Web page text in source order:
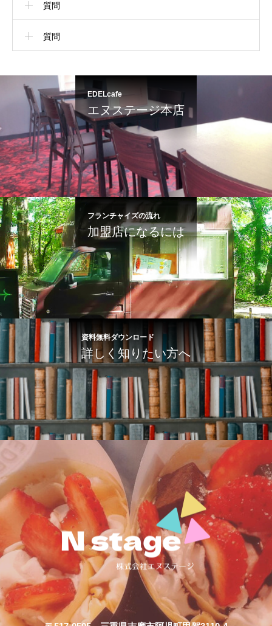
質問
質問
EDELcafe
エヌステージ本店
フランチャイズの流れ
加盟店になるには
資料無料ダウンロード
詳しく知りたい方へ